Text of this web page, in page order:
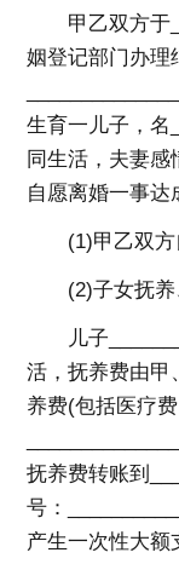
甲乙双方于
姻登记部门办理
生育一儿子，名
同生活，夫妻
自愿离婚一事达
(1)甲乙双方
(2)子女抚养
儿子
活，抚养费由甲
养费(包括医疗
抚养费转账到
号：
产生一次性大额